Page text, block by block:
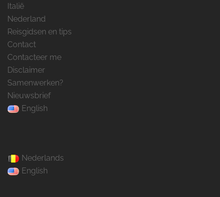
Italië
Nederland
Reisgidsen en tips
Contact
Contacteer me
Disclaimer
Samenwerken?
Nieuwsbrief
English
Nederlands
English